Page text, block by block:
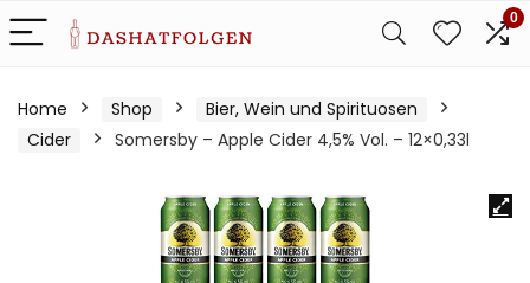
0
Home Shop
Bier, Wein und Spirituosen
Cider
Somersby – Apple Cider 4,5% Vol. – 12×0,33l